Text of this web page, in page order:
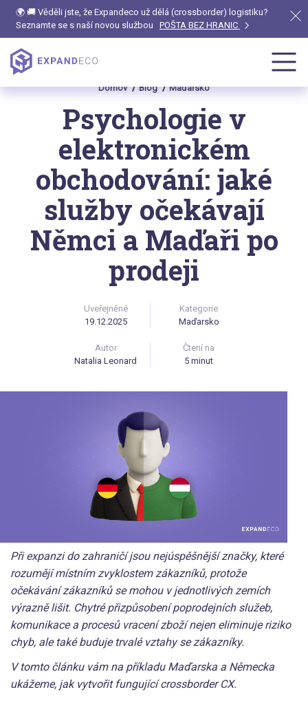
🌍 🚚 Věděli jste, že Expandeco už dělá (crossborder) logistiku?
Seznamte se s naší novou službou
POŠTA BEZ HRANIC
Domov Blog Maďarsko
Psychologie v
elektronickém
obchodování: jaké
služby očekávají
Němci a Maďaři po
prodeji
Uveřejněné
19.12.2025
Kategorie
Maďarsko
Autor
Natalia Leonard
Čtení na
5 minut
Při expanzi do zahraničí jsou nejúspěšnější značky, které
rozumějí místním zvyklostem zákazníků, protože
očekávání zákazníků se mohou v jednotlivých zemích
výrazně lišit. Chytré přizpůsobení poprodejních služeb,
komunikace a procesů vracení zboží nejen eliminuje riziko
chyb, ale také buduje trvalé vztahy se zákazníky.
V tomto článku vám na příkladu Maďarska a Německa
ukážeme, jak vytvořit fungující crossborder CX.